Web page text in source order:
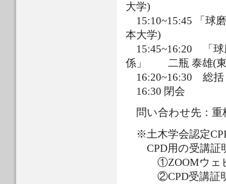
大学)
15:10~15:45
本大学)
15:45~16:20 「球
係」 二瓶 泰雄(東
16:20~16:30 総括
16:30 閉会
問い合わせ先：
※土木学会認定
CPD用の受講証
①ZOOMウェビ
②CPD受講証明